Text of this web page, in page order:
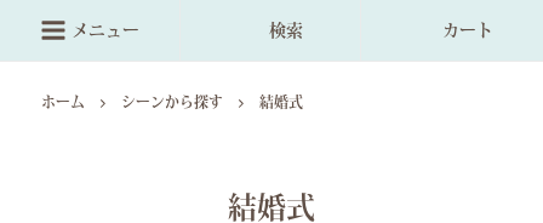
メニュー 検索 カート
ホーム シーンから探す 結婚式
結婚式